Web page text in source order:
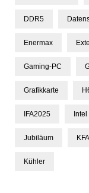
DDR5
Enermax
Gaming-PC
Grafikkarte
IFA2025 Intel
Jubiläum
Kühler